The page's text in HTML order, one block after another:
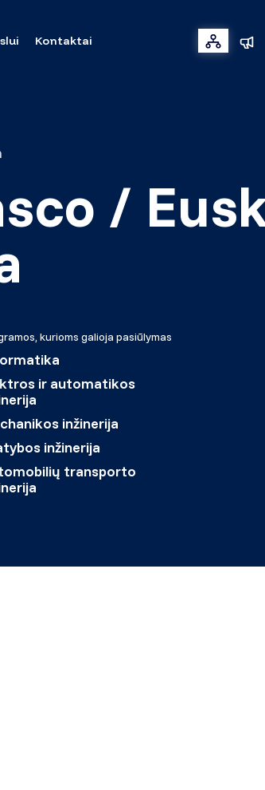
Kontaktai
/
kurioms galioja pasiūlymas
ir automatikos
inžinerija
inžinerija
transporto